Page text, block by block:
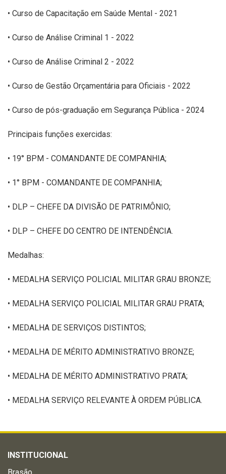
• Curso de Capacitação em Saúde Mental - 2021
• Curso de Análise Criminal 1 - 2022
• Curso de Análise Criminal 2 - 2022
• Curso de Gestão Orçamentária para Oficiais - 2022
• Curso de pós-graduação em Segurança Pública - 2024
Principais funções exercidas:
• 19° BPM - COMANDANTE DE COMPANHIA;
• 1° BPM - COMANDANTE DE COMPANHIA;
• DLP – CHEFE DA DIVISÃO DE PATRIMÔNIO;
• DLP – CHEFE DO CENTRO DE INTENDÊNCIA.
Medalhas:
• MEDALHA SERVIÇO POLICIAL MILITAR GRAU BRONZE;
• MEDALHA SERVIÇO POLICIAL MILITAR GRAU PRATA;
• MEDALHA DE SERVIÇOS DISTINTOS;
• MEDALHA DE MÉRITO ADMINISTRATIVO BRONZE;
• MEDALHA DE MÉRITO ADMINISTRATIVO PRATA;
• MEDALHA SERVIÇO RELEVANTE À ORDEM PÚBLICA.
INSTITUCIONAL